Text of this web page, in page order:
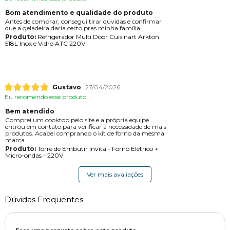
Bom atendimento e qualidade do produto
Antes de comprar, consegui tirar dúvidas e confirmar
que a geladeira daria certo pras minha família.
Produto:Refrigerador Multi Door Cuisinart Arkton
518L Inox e Vidro ATC 220V
Gustavo 27/04/2026
Eu recomendo esse produto.
Bem atendido
Comprei um cooktop pelo site e a própria equipe
entrou em contato para verificar a necessidade de mais
produtos. Acabei comprando o kit de forno da mesma
marca.
Produto:Torre de Embutir Invita - Forno Elétrico +
Micro-ondas - 220V
Ver mais avaliações
Dúvidas Frequentes